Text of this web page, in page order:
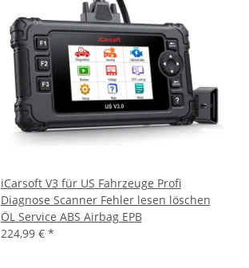
iCarsoft V3 für US Fahrzeuge Profi
Diagnose Scanner Fehler lesen löschen
ÖL Service ABS Airbag EPB
224,99 € *